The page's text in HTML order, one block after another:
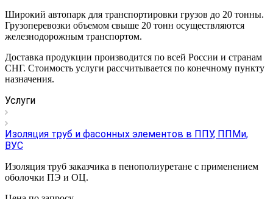
Широкий автопарк для транспортировки грузов до 20 тонны.
Грузоперевозки объемом свыше 20 тонн осуществляются
железнодорожным транспортом.
Доставка продукции производится по всей России и странам
СНГ. Стоимость услуги рассчитывается по конечному пункту
назначения.
Услуги
Изоляция труб и фасонных элементов в ППУ, ППМи,
ВУС
Изоляция труб заказчика в пенополиуретане с применением
оболочки ПЭ и ОЦ.